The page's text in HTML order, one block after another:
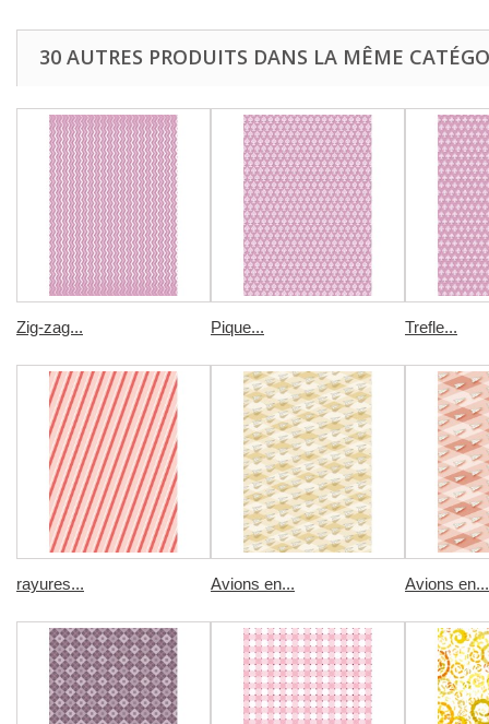
30 AUTRES PRODUITS DANS LA MÊME
Zig-zag... Pique... Trefle...
rayures... Avions en... Avions en...